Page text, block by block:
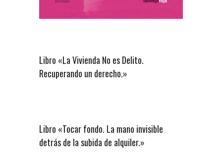
Libro «La Vivienda No es Delito.
Recuperando un derecho.»
Libro «Tocar fondo. La mano invisible
detrás de la subida de alquiler.»